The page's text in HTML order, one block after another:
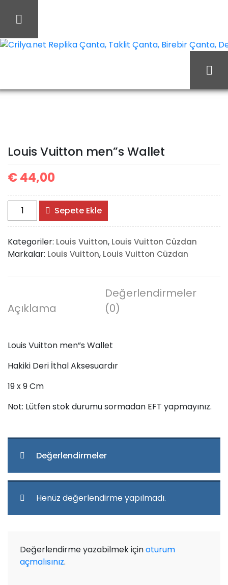
Louis Vuitton Cüzdan
Wallet
Louis Vuitton men”s Wallet
€44,00
Louis
Vuitton
men”s
Wallet
adet
Sepete Ekle
Kategoriler: Louis Vuitton, Louis Vuitton Cüzdan
Markalar: Louis Vuitton, Louis Vuitton Cüzdan
Açıklama
Değerlendirmeler
(0)
Louis Vuitton men”s Wallet
Hakiki Deri İthal Aksesuardır
19 x 9 Cm
Not: Lütfen stok durumu sormadan EFT yapmayınız.
Değerlendirmeler
Henüz değerlendirme yapılmadı.
Değerlendirme yazabilmek içinoturum
açmalısınız.